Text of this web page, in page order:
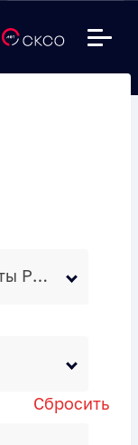
Объявления Счетной палаты Российской Федерации
Сбросить